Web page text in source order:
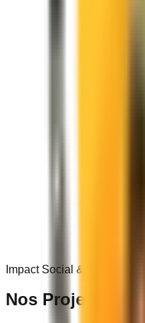
Impact Social &
Nos Projets dans